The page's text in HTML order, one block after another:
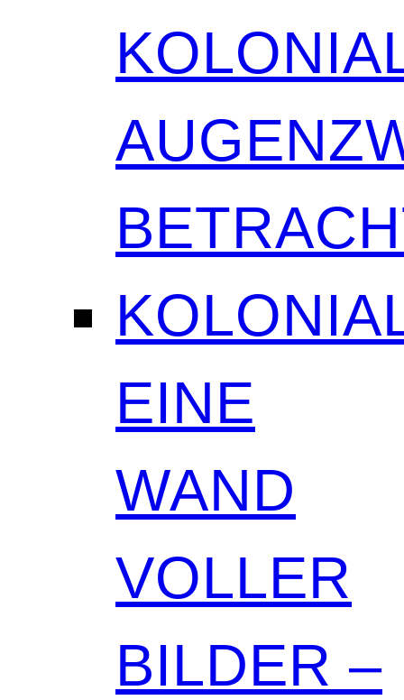
EINE
WAND
VOLLER
BILDER –